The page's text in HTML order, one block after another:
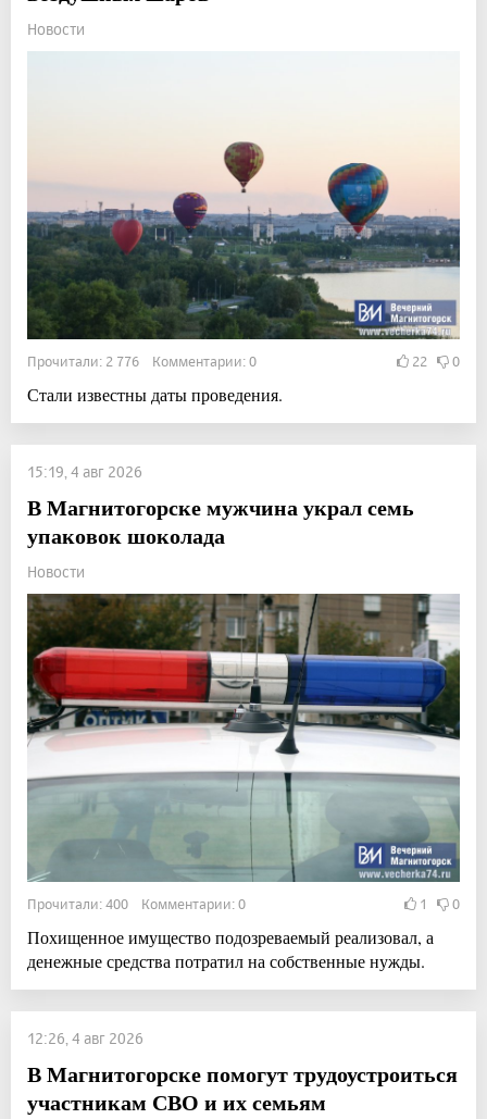
Новости
Прочитали: 2 776 Комментарии: 0 22 0
Стали известны даты проведения.
15:19, 4 авг 2026
В Магнитогорске мужчина украл семь
упаковок шоколада
Новости
Прочитали: 400 Комментарии: 0 1 0
Похищенное имущество подозреваемый реализовал, а
денежные средства потратил на собственные нужды.
12:26, 4 авг 2026
В Магнитогорске помогут трудоустроиться
участникам СВО и их семьям